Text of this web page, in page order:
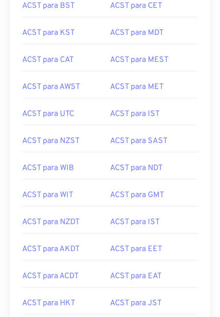
ACST para BST ACST para CET
ACST para KST ACST para MDT
ACST para CAT ACST para MEST
ACST para AWST ACST para MET
ACST para UTC ACST para IST
ACST para NZST ACST para SAST
ACST para WIB ACST para NDT
ACST para WIT ACST para GMT
ACST para NZDT ACST para IST
ACST para AKDT ACST para EET
ACST para ACDT ACST para EAT
ACST para HKT ACST para JST